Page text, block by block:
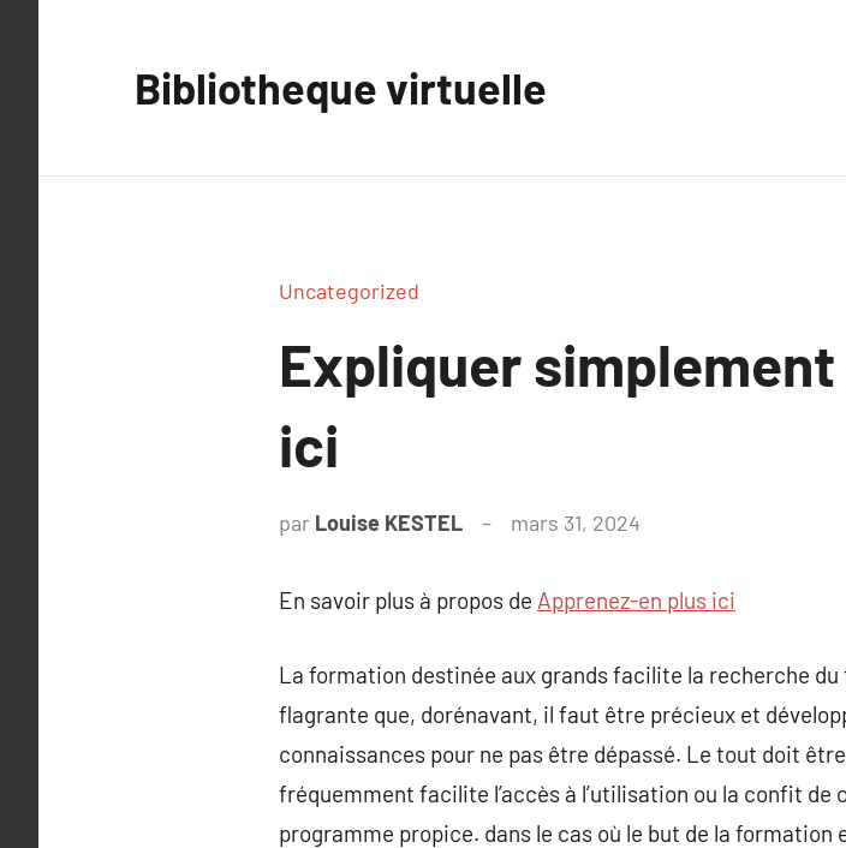
Bibliotheque virtuelle
Uncategorized
Expliquer
ici
par Louise KESTEL mars 31, 2024
En savoir plus à propos de Apprenez-en plus ici
La formation destinée aux grands facilite la recherche
flagrante que, dorénavant, il faut être précieux et
connaissances pour ne pas être dépassé. Le tout doit
fréquemment facilite l’accès à l’utilisation ou la confit
programme propice. dans le cas où le but de la formation